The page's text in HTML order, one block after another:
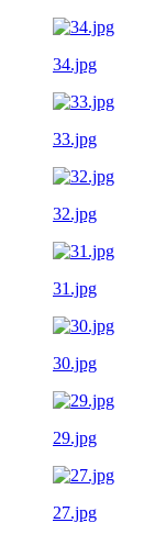
34.jpg
33.jpg
32.jpg
31.jpg
30.jpg
29.jpg
27.jpg